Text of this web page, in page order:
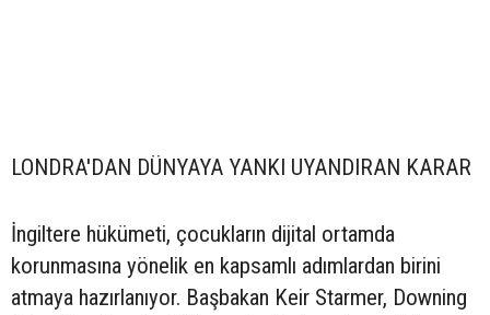
LONDRA'DAN DÜNYAYA YANKI UYANDIRAN KARAR
İngiltere hükümeti, çocukların dijital ortamda
korunmasına yönelik en kapsamlı adımlardan birini
atmaya hazırlanıyor. Başbakan Keir Starmer, Downing